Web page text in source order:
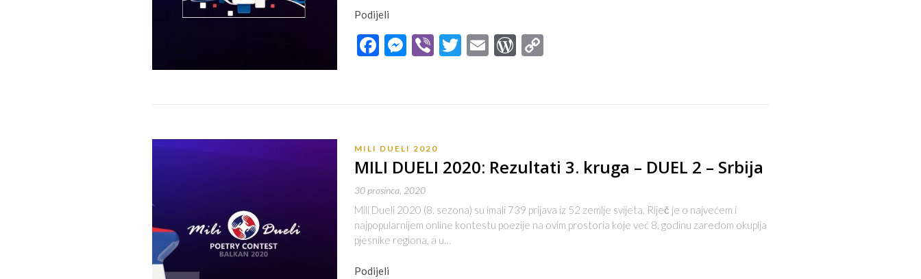
Podijeli
Facebook
Messenger
ViberTwitter
EmailWordPress
MILI DUELI 2020
MILI DUELI 2020: Rezultati 3. kruga – DUEL 2 – Srbija
30 prosinca, 2020
Mili Dueli 2020 (8. sezona) su imali 739 prijava iz 52 zemlje svijeta. Riječ je o najvećem i
najpopularnijem online kontestu poezije na ovim prostoria koje već 8. godinu zaredom okuplja
pjesnike regiona, a u…
Podijeli